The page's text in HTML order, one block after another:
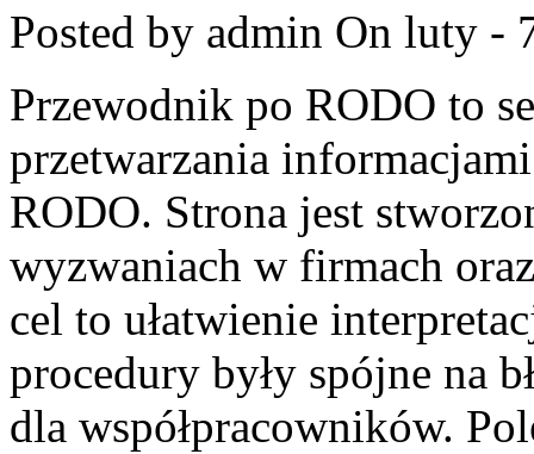
Posted by admin On luty -
Przewodnik po RODO to
przetwarzania
RODO. Strona jest
wyzwaniach w firmach
cel to ułatwienie
procedury były spójne na
dla współpracowników.